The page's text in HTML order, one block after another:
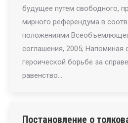
будущее путем свободного,
мирного референдума в
положениями
соглашения, 2005; Напоминая
героической борьбе за
равенство…
Постановление о